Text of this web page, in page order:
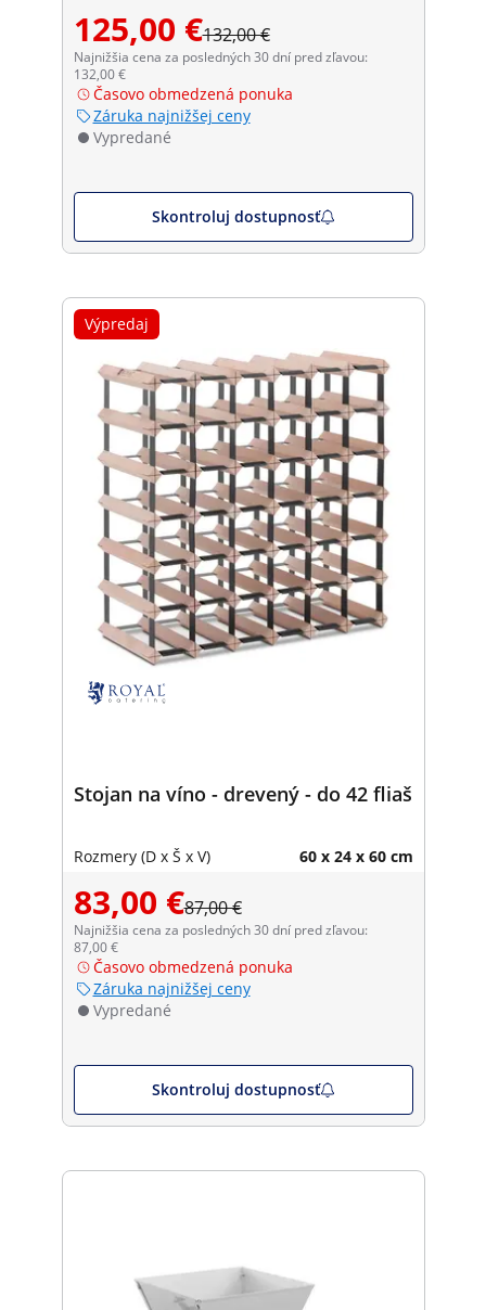
125,00 €132,00 €
Najnižšia cena za posledných 30 dní pred zľavou:
132,00 €
Časovo obmedzená ponuka
Záruka najnižšej ceny
Vypredané
Skontroluj dostupnosť
Výpredaj
Stojan na víno - drevený - do 42 fliaš
Rozmery (D x Š x V) 60 x 24 x 60 cm
83,00 €87,00 €
Najnižšia cena za posledných 30 dní pred zľavou:
87,00 €
Časovo obmedzená ponuka
Záruka najnižšej ceny
Vypredané
Skontroluj dostupnosť